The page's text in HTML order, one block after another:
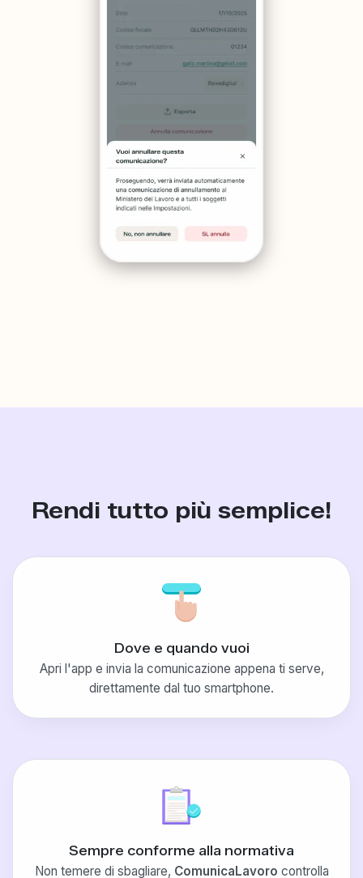
Rendi tutto più semplice!
Dove e quando vuoi
Apri l'app e invia la comunicazione appena ti serve,
direttamente dal tuo smartphone.
Sempre conforme alla normativa
Non temere di sbagliare, ComunicaLavoro controlla